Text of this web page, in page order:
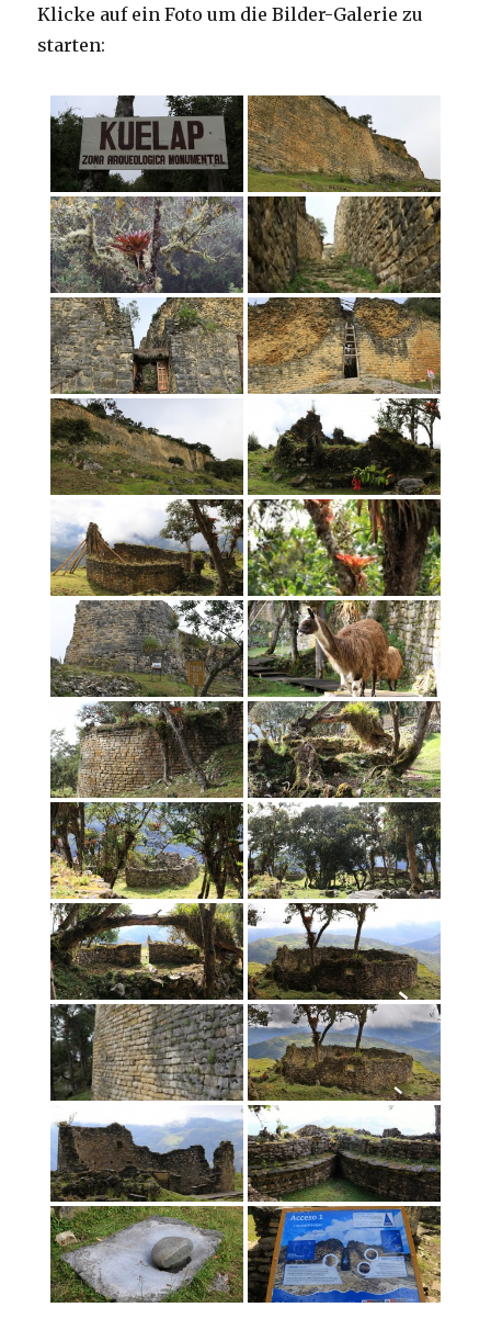
Klicke auf ein Foto um die Bilder-Galerie zu
starten: